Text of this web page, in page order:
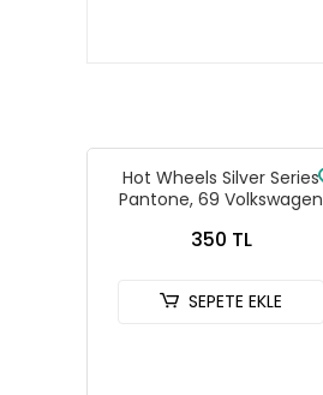
Hot Wheels Silver Series
Pantone, 69 Volkswagen
350 TL
SEPETE EKLE